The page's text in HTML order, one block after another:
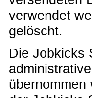
verwendet
gelöscht.
Die Jobkicks